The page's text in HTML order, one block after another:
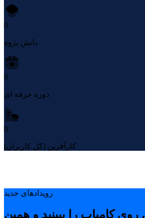
0
دانش پژوه
0
دوره حرفه ای
0
کارآفرین (کل کاربران)
رویدادهای جدید
کامیاب را ببینید و همین